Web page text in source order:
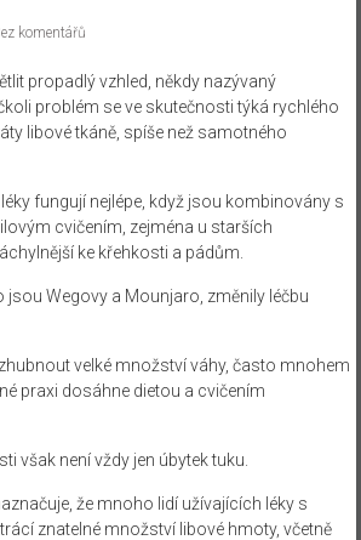
komentářů
propadlý vzhled, někdy nazývaný
problém se ve skutečnosti týká rychlého
libové tkáně, spíše než samotného
fungují nejlépe, když jsou kombinovány s
cvičením, zejména u starších
ke křehkosti a pádům.
jsou Wegovy a Mounjaro, změnily léčbu
velké množství váhy, často mnohem
praxi dosáhne dietou a cvičením
však není vždy jen úbytek tuku.
že mnoho lidí užívajících léky s
znatelné množství libové hmoty, včetně